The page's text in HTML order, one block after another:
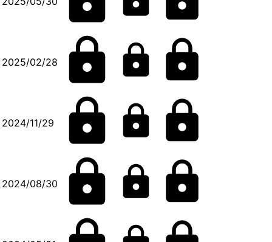
2025/02/28
2024/11/29
2024/08/30